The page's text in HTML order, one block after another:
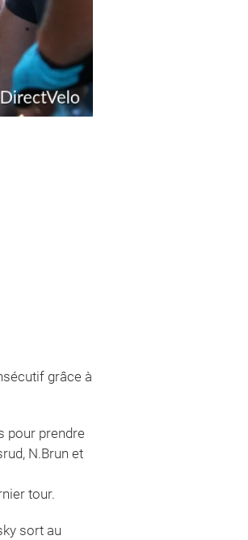
grâce à
pour prendre
N.Brun et
tour.
sort au